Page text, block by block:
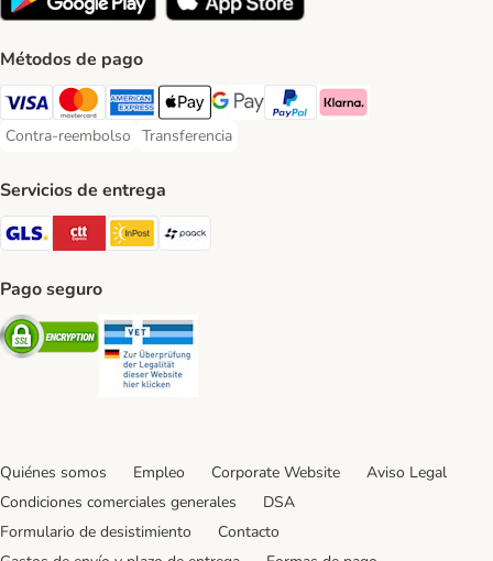
Métodos de pago
Visa Payment Method
Mastercard Payment Method
American Express Payment Method
Apple Pay Payment Method
Google Pay Payment Method
PayPal Payment Method
Klarna Payment Method
Contra-reembolso
Contra-reembolso Payment Method
Transferencia
Transferencia Payment Method
Servicios de entrega
GLS Shipping Method
CTTExpress Shipping Method
InPost Shipping Method
paack Shipping Method
Pago seguro
Security
Quiénes somos Empleo Corporate Website
Aviso Legal
Condiciones comerciales generales
DSA
Formulario de desistimiento
Contacto